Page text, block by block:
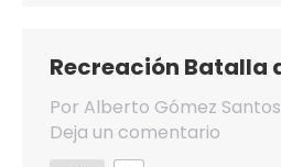
Recreación Batalla
Por Alberto Gómez Santos
Deja un comentario